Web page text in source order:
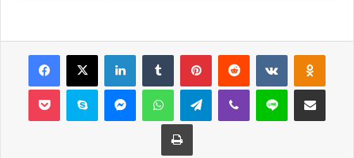
Facebook
X LinkedInTumblr PinterestReddit VKontakte
Pocket Skype MessengerWhatsAppTelegramViber Line E-Posta ile
Yazdır